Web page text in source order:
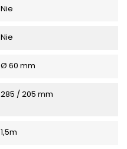
Nie
Nie
Ø 60 mm
285 / 205 mm
1,5m